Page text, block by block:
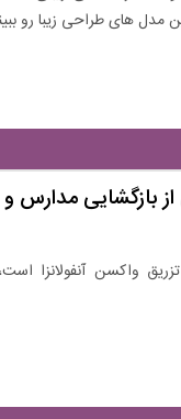
های طراحی زیبا رو
از بازگشایی
واکسن آنفولانزا